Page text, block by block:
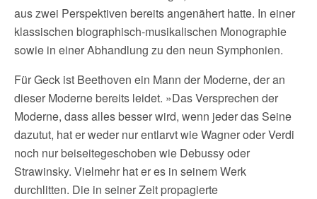
aus zwei Perspektiven bereits angenähert hatte. In einer
klassischen biographisch-musikalischen Monographie
sowie in einer Abhandlung zu den neun Symphonien.
Für Geck ist Beethoven ein Mann der Moderne, der an
dieser Moderne bereits leidet. »Das Versprechen der
Moderne, dass alles besser wird, wenn jeder das Seine
dazutut, hat er weder nur entlarvt wie Wagner oder Verdi
noch nur beiseitegeschoben wie Debussy oder
Strawinsky. Vielmehr hat er es in seinem Werk
durchlitten. Die in seiner Zeit propagierte